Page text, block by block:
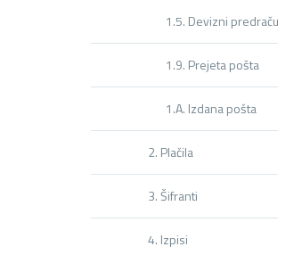
1.5. Devizni predračuni
1.9. Prejeta pošta
1.A. Izdana pošta
2. Plačila
3. Šifranti
4. Izpisi